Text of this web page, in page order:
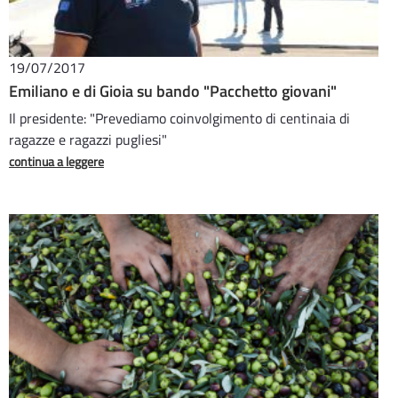
19/07/2017
Emiliano e di Gioia su bando "Pacchetto giovani"
Il presidente: "Prevediamo coinvolgimento di centinaia di
ragazze e ragazzi pugliesi"
continua a leggere